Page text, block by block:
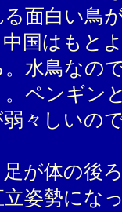
る面白い鳥
国はもと
。水鳥なの
ペンギン
々しいの
が体の後
姿勢にな